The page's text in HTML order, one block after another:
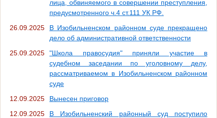
лица, обвиняемого в совершении преступления,
предусмотренного ч.4 ст.111 УК РФ.
26.09.2025
В Изобильненском районном суде прекращено
дело об административной ответственности
25.09.2025
"Школа правосудия" приняли участие в
судебном заседании по уголовному делу,
рассматриваемом в Изобильненском районном
суде
12.09.2025
Вынесен приговор
12.09.2025
В Изобильненский районный суд поступило